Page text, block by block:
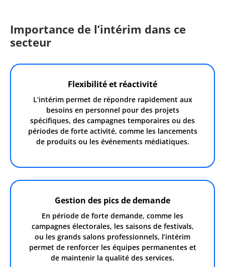
Importance de l’intérim dans ce
secteur
Flexibilité et réactivité
L’intérim permet de répondre rapidement aux
besoins en personnel pour des projets
spécifiques, des campagnes temporaires ou des
périodes de forte activité, comme les lancements
de produits ou les événements médiatiques.
Gestion des pics de demande
En période de forte demande, comme les
campagnes électorales, les saisons de festivals,
ou les grands salons professionnels, l’intérim
permet de renforcer les équipes permanentes et
de maintenir la qualité des services.